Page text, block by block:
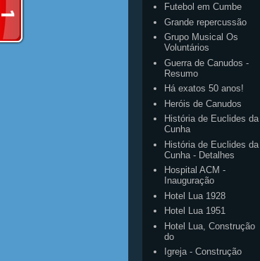
Futebol em Cumbe
Grande repercussão
Grupo Musical Os
Voluntários
Guerra de Canudos -
Resumo
Há exatos 50 anos!
Heróis de Canudos
História de Euclides da
Cunha
História de Euclides da
Cunha - Detalhes
Hospital ACM -
Inauguração
Hotel Lua 1928
Hotel Lua 1951
Hotel Lua, Construção
do
Igreja - Construção